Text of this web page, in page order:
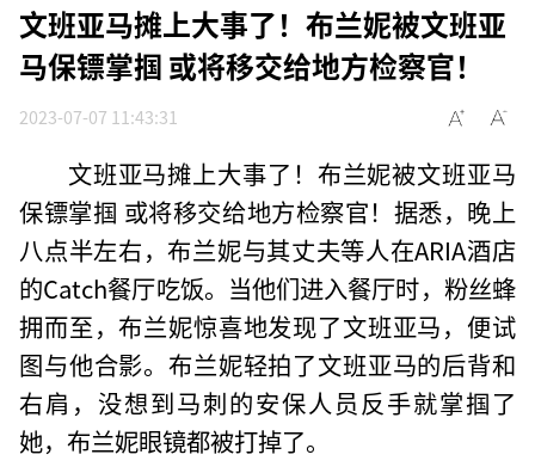
文班亚马摊上大事了！布兰妮被文班亚
马保镖掌掴 或将移交给地方检察官！
2023-07-07 11:43:31
文班亚马摊上大事了！布兰妮被文班亚马
保镖掌掴 或将移交给地方检察官！据悉，晚上
八点半左右，布兰妮与其丈夫等人在ARIA酒店
的Catch餐厅吃饭。当他们进入餐厅时，粉丝蜂
拥而至，布兰妮惊喜地发现了文班亚马，便试
图与他合影。布兰妮轻拍了文班亚马的后背和
右肩，没想到马刺的安保人员反手就掌掴了
她，布兰妮眼镜都被打掉了。